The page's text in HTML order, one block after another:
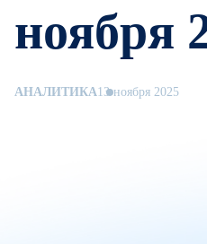
ноября
АНАЛИТИКА13 ноября 2025